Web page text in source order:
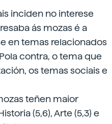
inciden no interese
ás mozas é a
en temas relacionados
contra, o tema que
os temas sociais e
teñen maior
(5,6), Arte (5,3) e